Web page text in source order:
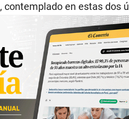
, contemplado en estas dos